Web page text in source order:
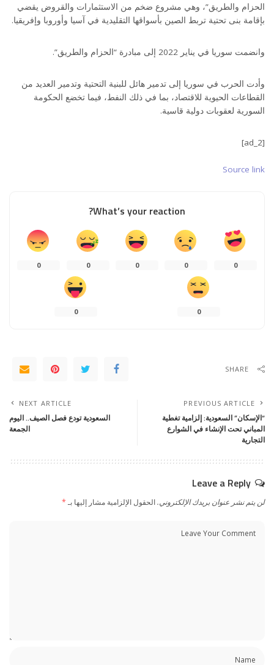
الحزام والطريق”، وهي مشروع ضخم من الاستثمارات والقروض يقضي
بإقامة بنى تحتية تربط الصين بأسواقها التقليدية في آسيا وأوروبا وإفريقيا.
وانضمت سوريا في يناير 2022 إلى مبادرة “الحزام والطريق”.
وأدت الحرب في سوريا إلى تدمير هائل للبنية التحتية وتدمير العديد من
القطاعات الحيوية للاقتصاد، بما في ذلك النفط، فيما تخضع الحكومة
السورية لعقوبات دولية قاسية.
[ad_2]
Source link
What’s your reaction?
0
0
0
0
0
0
0
SHARE
PREVIOUS ARTICLE
“الإسكان” السعودية: إلزامية تغطية
المباني تحت الإنشاء في الشوارع
التجارية
NEXT ARTICLE
السعودية تودع فصل الصيف.. اليوم
الجمعة
Leave a Reply
لن يتم نشر عنوان بريدك الإلكتروني.الحقول الإلزامية مشار إليها بـ*